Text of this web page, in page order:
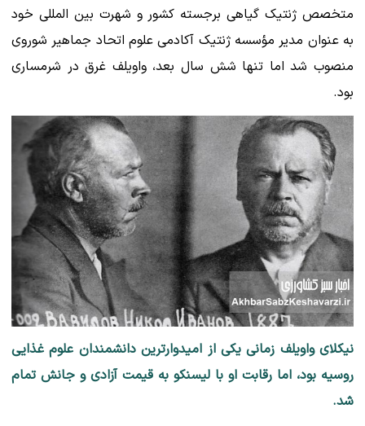
متخصص ژنتیک گیاهی برجسته کشور و شهرت بین المللی خود
به عنوان مدیر مؤسسه ژنتیک آکادمی علوم اتحاد جماهیر شوروی
منصوب شد اما تنها شش سال بعد، واویلف غرق در شرمساری
بود.
نیکلای واویلف زمانی یکی از امیدوارترین دانشمندان علوم غذایی
روسیه بود، اما رقابت او با لیسنکو به قیمت آزادی و جانش تمام
شد.